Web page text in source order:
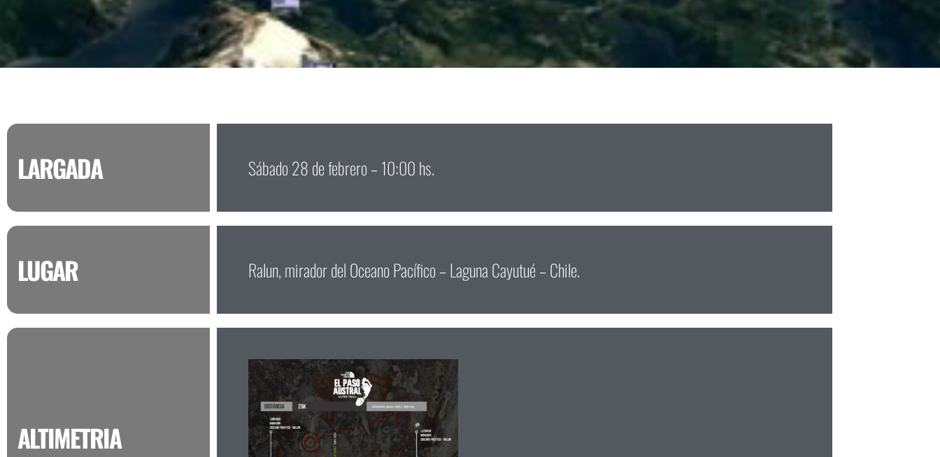
LARGADA Sábado 28 de febrero – 10:00 hs.
LUGAR Ralun, mirador del Oceano Pacífico – Laguna Cayutué – Chile.
ALTIMETRIA